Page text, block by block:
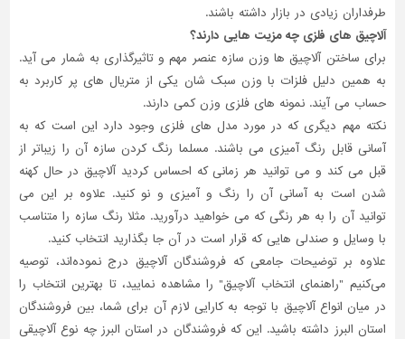
طرفداران زیادی در بازار داشته باشند.
آلاچیق های فلزی چه مزیت هایی دارند؟
برای ساختن آلاچیق ها وزن سازه عنصر مهم و تاثیرگذاری به شمار می آید.
به همین دلیل فلزات با وزن سبک شان یکی از متریال های پر کاربرد به
حساب می آیند. نمونه های فلزی وزن کمی دارند.
نکته مهم دیگری که در مورد مدل های فلزی وجود دارد این است که به
آسانی قابل رنگ آمیزی می باشند. مسلما رنگ کردن سازه آن را زیباتر از
قبل می کند و می توانید هر زمانی که احساس کردید آلاچیق در حال کهنه
شدن است به آسانی آن را رنگ و آمیزی و نو کنید. علاوه بر این می
توانید آن را به هر رنگی که می خواهید درآورید. مثلا رنگ سازه را متناسب
با وسایل و صندلی هایی که قرار است در آن جا بگذارید انتخاب کنید.
علاوه بر توضیحات جامعی که فروشندگان آلاچیق درج نموده‌اند، توصیه
می‌کنیم "راهنمای انتخاب آلاچیق" را مشاهده نمایید، تا بهترین انتخاب را
در میان انواع آلاچیق با توجه به کارایی لازم آن برای شما، بین فروشندگان
استان البرز داشته باشید. این که فروشندگان در استان البرز چه نوع آلاچیقی